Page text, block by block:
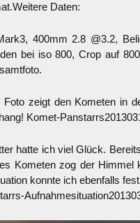
Weitere Daten:
400mm 2.8 @3.2,
bei iso 800, Crop auf
Foto zeigt den Kometen in
Komet-
hatte ich viel Glück.
Kometen zog der Himmel
konnte ich ebenfalls